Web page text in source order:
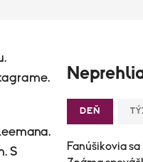
S
DEŇ
Fanúšikovia